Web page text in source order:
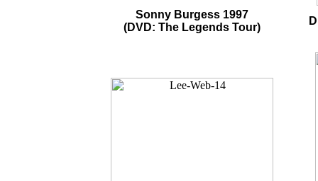
Sonny Burgess 1997
(DVD: The Legends Tour)